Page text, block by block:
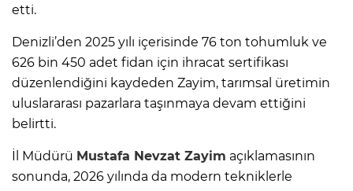
etti.
Denizli’den 2025 yılı içerisinde 76 ton tohumluk ve
626 bin 450 adet fidan için ihracat sertifikası
düzenlendiğini kaydeden Zayim, tarımsal üretimin
uluslararası pazarlara taşınmaya devam ettiğini
belirtti.
İl Müdürü Mustafa Nevzat Zayim açıklamasının
sonunda, 2026 yılında da modern tekniklerle